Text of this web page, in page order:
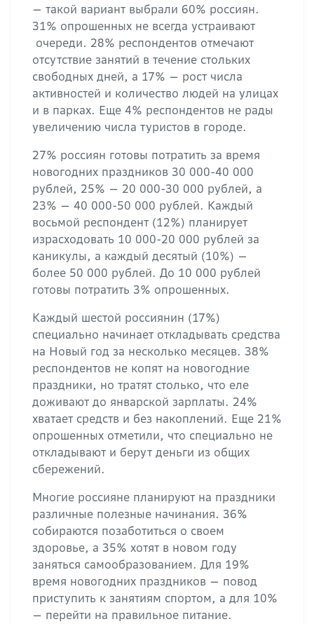
— такой вариант выбрали 60% россиян.
31% опрошенных не всегда устраивают
очереди. 28% респондентов отмечают
отсутствие занятий в течение стольких
свободных дней, а 17% — рост числа
активностей и количество людей на улицах
и в парках. Еще 4% респондентов не рады
увеличению числа туристов в городе.
27% россиян готовы потратить за время
новогодних праздников 30 000-40 000
рублей, 25% — 20 000-30 000 рублей, а
23% — 40 000-50 000 рублей. Каждый
восьмой респондент (12%) планирует
израсходовать 10 000-20 000 рублей за
каникулы, а каждый десятый (10%) —
более 50 000 рублей. До 10 000 рублей
готовы потратить 3% опрошенных.
Каждый шестой россиянин (17%)
специально начинает откладывать средства
на Новый год за несколько месяцев. 38%
респондентов не копят на новогодние
праздники, но тратят столько, что еле
доживают до январской зарплаты. 24%
хватает средств и без накоплений. Еще 21%
опрошенных отметили, что специально не
откладывают и берут деньги из общих
сбережений.
Многие россияне планируют на праздники
различные полезные начинания. 36%
собираются позаботиться о своем
здоровье, а 35% хотят в новом году
заняться самообразованием. Для 19%
время новогодних праздников — повод
приступить к занятиям спортом, а для 10%
— перейти на правильное питание.